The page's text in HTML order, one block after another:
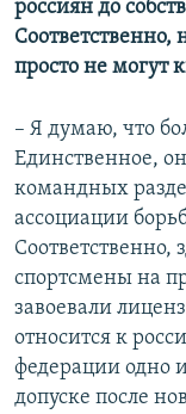
россиян до
Соответственно,
просто не могут
– Я думаю, что
Единственное,
командных
ассоциации
Соответственно,
спортсмены на
завоевали
относится к
федерации одно
допуске после